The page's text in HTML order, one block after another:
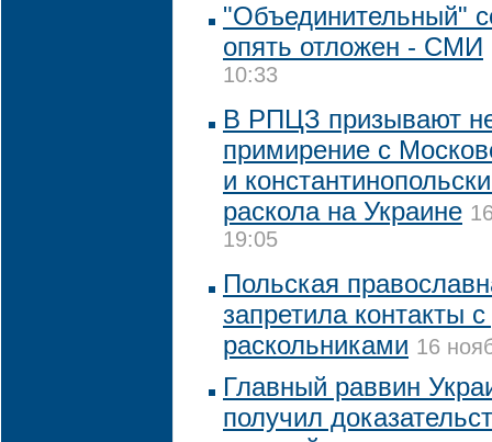
"Объединительный"
опять отложен - СМИ
10:33
В РПЦЗ призывают
примирение с
и
раскола на Украине
19:05
Польская
запретила контакты
раскольниками 16
Главный раввин
получил